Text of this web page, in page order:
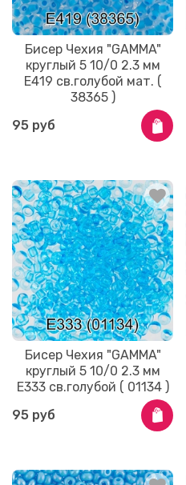
Бисер Чехия "GAMMA"
круглый 5 10/0 2.3 мм
E419 св.голубой мат. (
38365 )
95 руб
Бисер Чехия "GAMMA"
круглый 5 10/0 2.3 мм
E333 св.голубой ( 01134 )
95 руб